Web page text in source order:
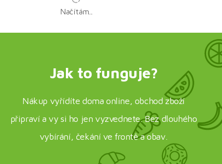
Načítám...
Jak to funguje?
Nákup vyřídíte doma online, obchod zboží
připraví a vy si ho jen vyzvednete. Bez dlouhého
vybírání, čekání ve frontě a obav.